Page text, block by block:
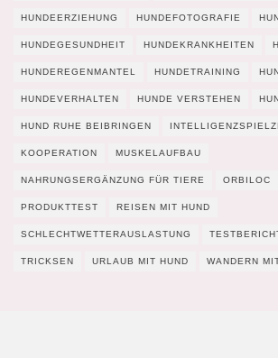
HUNDEERZIEHUNG HUNDEFOTOGRAFIE
HUNDEGESUNDHEIT HUNDEKRANKHEITEN
HUNDEREGENMANTEL HUNDETRAINING
HUNDEVERHALTEN HUNDE VERSTEHEN
HUND RUHE BEIBRINGEN
KOOPERATION MUSKELAUFBAU
NAHRUNGSERGÄNZUNG FÜR TIERE ORBILOC
PRODUKTTEST REISEN MIT HUND
SCHLECHTWETTERAUSLASTUNG
TRICKSEN URLAUB MIT HUND WANDERN